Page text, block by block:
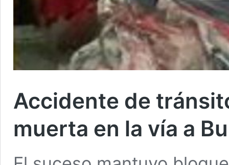
Accidente de
muerta en la vía a